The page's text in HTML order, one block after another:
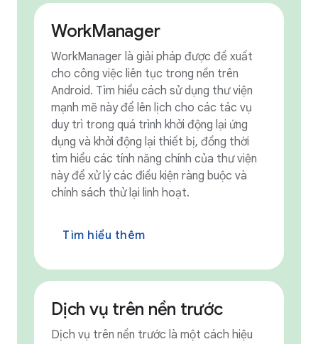
WorkManager
WorkManager là giải pháp được đề xuất
cho công việc liên tục trong nền trên
Android. Tìm hiểu cách sử dụng thư viện
mạnh mẽ này để lên lịch cho các tác vụ
duy trì trong quá trình khởi động lại ứng
dụng và khởi động lại thiết bị, đồng thời
tìm hiểu các tính năng chính của thư viện
này để xử lý các điều kiện ràng buộc và
chính sách thử lại linh hoạt.
Tìm hiểu thêm
Dịch vụ trên nền trước
Dịch vụ trên nền trước là một cách hiệu